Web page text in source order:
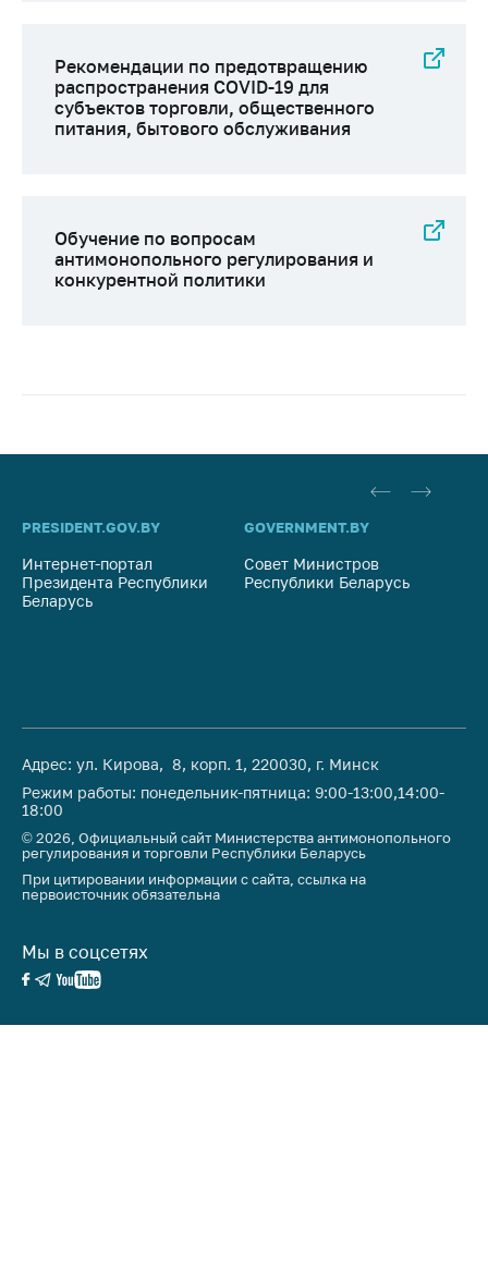
Рекомендации по предотвращению
распространения COVID-19 для
субъектов торговли, общественного
питания, бытового обслуживания
Обучение по вопросам
антимонопольного регулирования и
конкурентной политики
PRESIDENT.GOV.BY
Интернет-портал
Президента Республики
Беларусь
GOVERNMENT.BY
Совет Министров
Республики Беларусь
Адрес: ул. Кирова, 8, корп. 1, 220030, г. Минск
Режим работы: понедельник-пятница: 9:00-13:00,14:00-
18:00
© 2026, Официальный сайт Министерства антимонопольного
регулирования и торговли Республики Беларусь
При цитировании информации с сайта, ссылка на
первоисточник обязательна
Мы в соцсетях